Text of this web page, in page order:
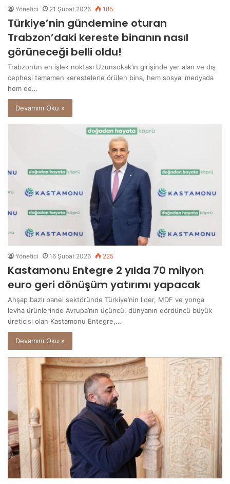
Yönetici 21 Şubat 2026 185
Türkiye’nin gündemine oturan
Trabzon’daki kereste binanın nasıl
görüneceği belli oldu!
Trabzon’un en işlek noktası Uzunsokak’ın girişinde yer alan ve dış
cephesi tamamen kerestelerle örülen bina, hem sosyal medyada
hem de…
Devamını Oku »
Yönetici 16 Şubat 2026 225
Kastamonu Entegre 2 yılda 70 milyon
euro geri dönüşüm yatırımı yapacak
Ahşap bazlı panel sektöründe Türkiye’nin lider, MDF ve yonga
levha ürünlerinde Avrupa’nın üçüncü, dünyanın dördüncü büyük
üreticisi olan Kastamonu Entegre,…
Devamını Oku »